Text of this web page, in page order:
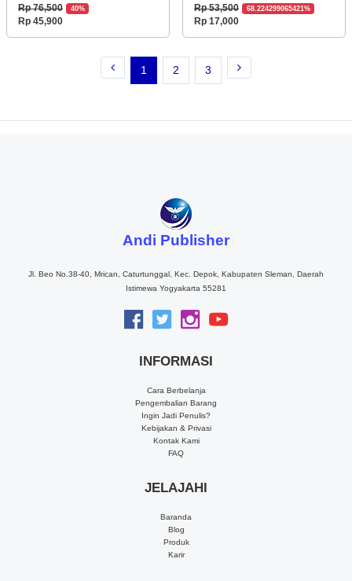
Kasus Penelitian
Rp 76,500 40%
Rp 45,900
Rp 53,500
68.224299065421%
Rp 17,000
1 2 3
Andi Publisher
Jl. Beo No.38-40, Mrican, Caturtunggal, Kec. Depok, Kabupaten Sleman, Daerah
Istimewa Yogyakarta 55281
INFORMASI
Cara Berbelanja
Pengembalian Barang
Ingin Jadi Penulis?
Kebijakan & Privasi
Kontak Kami
FAQ
JELAJAHI
Baranda
Blog
Produk
Karir